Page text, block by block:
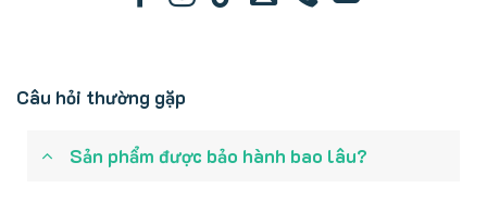
Câu hỏi thường gặp
Sản phẩm được bảo hành bao lâu?